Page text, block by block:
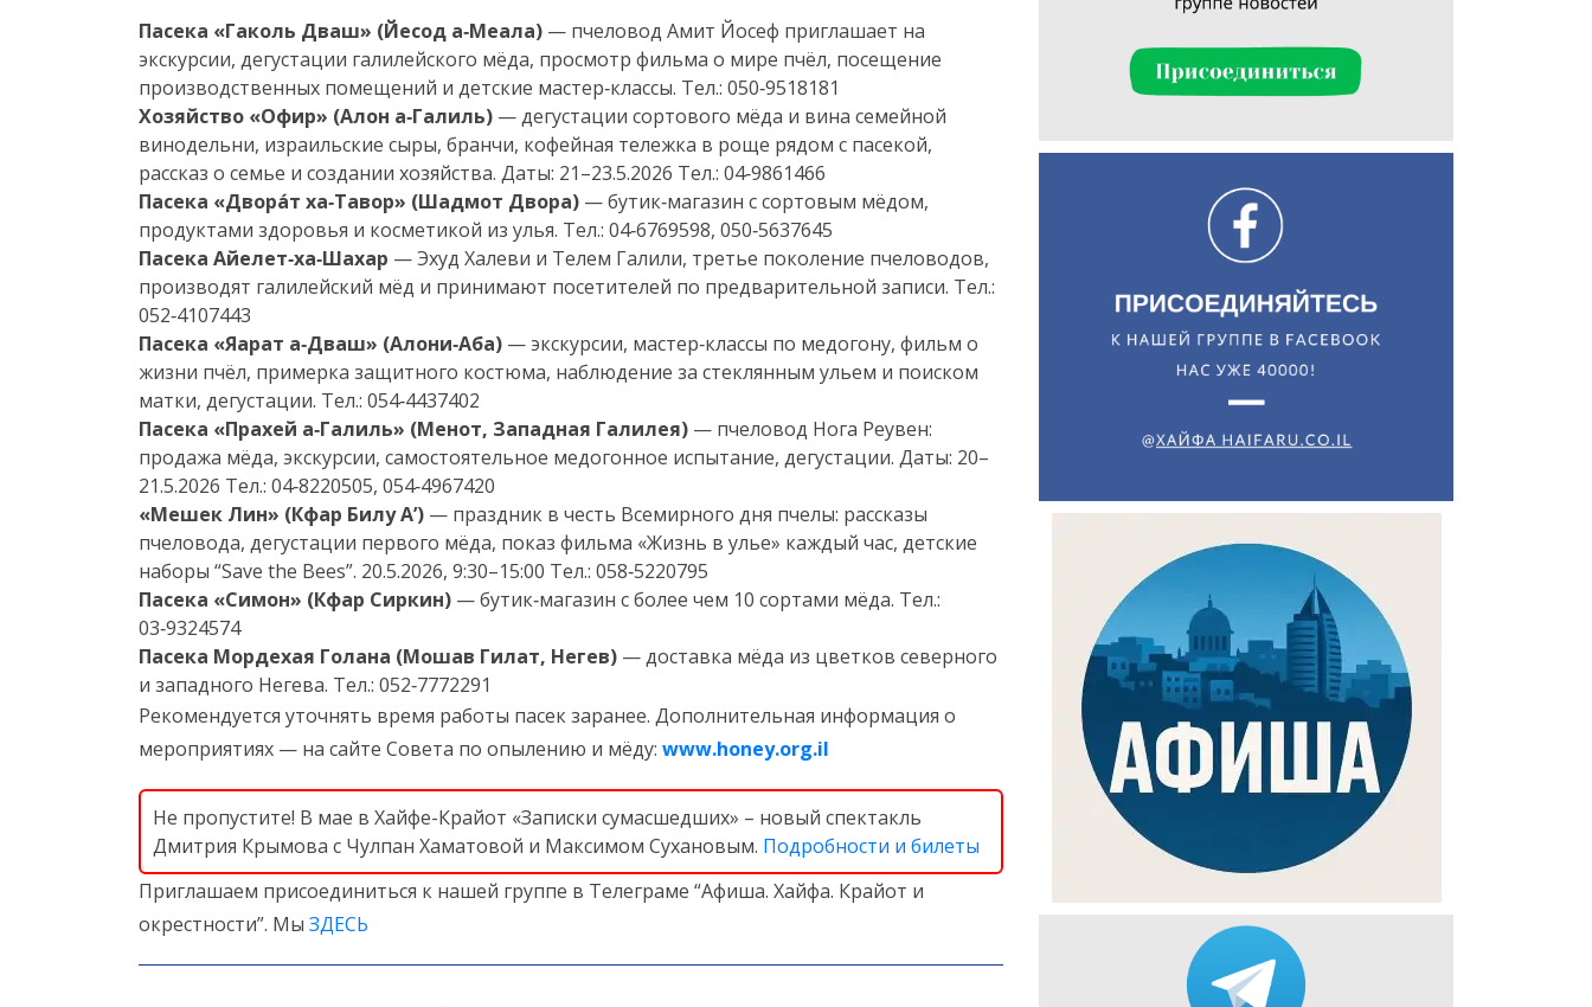
Пасека «Гаколь Дваш» (Йесод а‑Меала) — пчеловод Амит Йосеф приглашает на
экскурсии, дегустации галилейского мёда, просмотр фильма о мире пчёл, посещение
производственных помещений и детские мастер‑классы. Тел.: 050‑9518181
Хозяйство «Офир» (Алон а‑Галиль) — дегустации сортового мёда и вина семейной
винодельни, израильские сыры, бранчи, кофейная тележка в роще рядом с пасекой,
рассказ о семье и создании хозяйства. Даты: 21–23.5.2026 Тел.: 04‑9861466
Пасека «Двора́т ха‑Тавор» (Шадмот Двора) — бутик‑магазин с сортовым мёдом,
продуктами здоровья и косметикой из улья. Тел.: 04‑6769598, 050‑5637645
Пасека Айелет‑ха‑Шахар — Эхуд Халеви и Телем Галили, третье поколение пчеловодов,
производят галилейский мёд и принимают посетителей по предварительной записи. Тел.:
052‑4107443
Пасека «Яарат а‑Дваш» (Алони‑Аба) — экскурсии, мастер‑классы по медогону, фильм о
жизни пчёл, примерка защитного костюма, наблюдение за стеклянным ульем и поиском
матки, дегустации. Тел.: 054‑4437402
Пасека «Прахей а‑Галиль» (Менот, Западная Галилея) — пчеловод Нога Реувен:
продажа мёда, экскурсии, самостоятельное медогонное испытание, дегустации. Даты: 20–
21.5.2026 Тел.: 04‑8220505, 054‑4967420
«Мешек Лин» (Кфар Билу А’) — праздник в честь Всемирного дня пчелы: рассказы
пчеловода, дегустации первого мёда, показ фильма «Жизнь в улье» каждый час, детские
наборы “Save the Bees”. 20.5.2026, 9:30–15:00 Тел.: 058‑5220795
Пасека «Симон» (Кфар Сиркин) — бутик‑магазин с более чем 10 сортами мёда. Тел.:
03‑9324574
Пасека Мордехая Голана (Мошав Гилат, Негев) — доставка мёда из цветков северного
и западного Негева. Тел.: 052‑7772291
Рекомендуется уточнять время работы пасек заранее. Дополнительная информация о
мероприятиях — на сайте Совета по опылению и мёду: www.honey.org.il
Не пропустите! В мае в Хайфе-Крайот «Записки сумасшедших» – новый спектакль
Дмитрия Крымова с Чулпан Хаматовой и Максимом Сухановым. Подробности и билеты
Приглашаем присоединиться к нашей группе в Телеграме “Афиша. Хайфа. Крайот и
окрестности”. Мы ЗДЕСЬ